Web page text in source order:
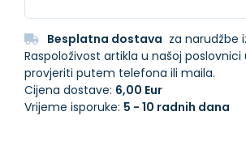
Besplatna dostava za narudžbe
Raspoloživost artikla u našoj
provjeriti putem telefona ili maila.
Cijena dostave: 6,00 Eur
Vrijeme isporuke: 5 - 10 radnih dana